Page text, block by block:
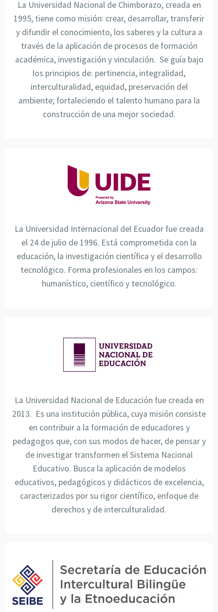
La Universidad Nacional de Chimborazo, creada en
1995, tiene como misión: crear, desarrollar, transferir
y difundir el conocimiento, los saberes y la cultura a
través de la aplicación de procesos de formación
académica, investigación y vinculación. Se guía bajo
los principios de: pertinencia, integralidad,
interculturalidad, equidad, preservación del
ambiente; fortaleciendo el talento humano para la
construcción de una mejor sociedad.
La Universidad Internacional del Ecuador fue creada
el 24 de julio de 1996. Está comprometida con la
educación, la investigación científica y el desarrollo
tecnológico. Forma profesionales en los campos:
humanístico, científico y tecnológico.
La Universidad Nacional de Educación fue creada en
2013. Es una institución pública, cuya misión consiste
en contribuir a la formación de educadores y
pedagogos que, con sus modos de hacer, de pensar y
de investigar transformen el Sistema Nacional
Educativo. Busca la aplicación de modelos
educativos, pedagógicos y didácticos de excelencia,
caracterizados por su rigor científico, enfoque de
derechos y de interculturalidad.